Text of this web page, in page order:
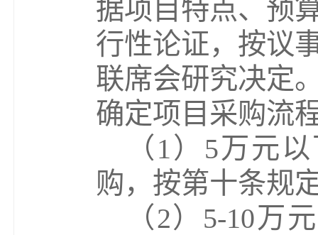
据项目特点、预
行性论证，按议
联席会研究决定
确定项目 采购流
（ 1 ） 5万元
购，按第十条规
（2） 5-10万